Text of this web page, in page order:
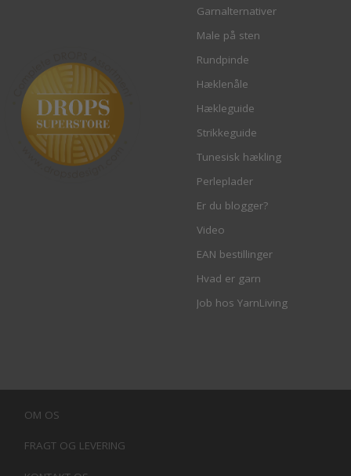
Garnalternativer
Male på sten
Rundpinde
Hæklenåle
Hækleguide
Strikkeguide
Tunesisk hækling
Perleplader
Er du blogger?
Video
EAN bestillinger
Hvad er garn
Job hos YarnLiving
OM OS
FRAGT OG LEVERING